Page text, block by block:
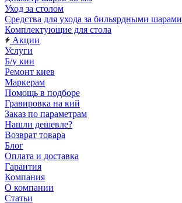
Уход за столом
Средства для ухода за бильярдными шарами
Комплектующие для стола
Акции
Услуги
Б/у кии
Ремонт киев
Маркерам
Помощь в подборе
Гравировка на кий
Заказ по параметрам
Нашли дешевле?
Возврат товара
Блог
Оплата и доставка
Гарантия
Компания
О компании
Статьи